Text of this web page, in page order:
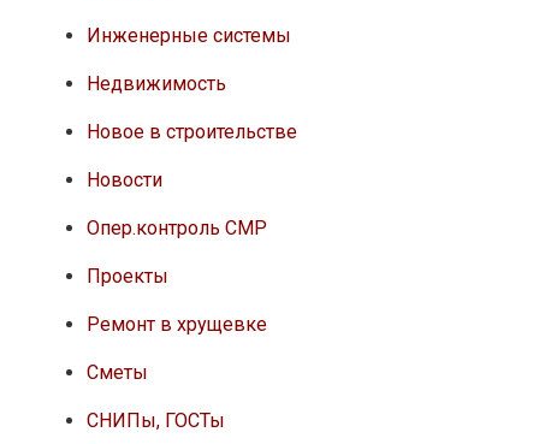
Инженерные системы
Недвижимость
Новое в строительстве
Новости
Опер.контроль СМР
Проекты
Ремонт в хрущевке
Сметы
СНИПы, ГОСТы